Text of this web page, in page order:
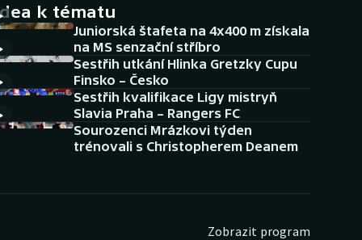
Historické návraty
Aplikace ČT sport
AZ kvíz
k tématu
Juniorská štafeta na 4x400 m získala
na MS senzační stříbro
Sestřih utkání Hlinka Gretzky Cupu
Finsko – Česko
Sestřih kvalifikace Ligy mistryň
Slavia Praha – Rangers FC
Sourozenci Mrázkovi týden
trénovali s Christopherem Deanem
Zobrazit program